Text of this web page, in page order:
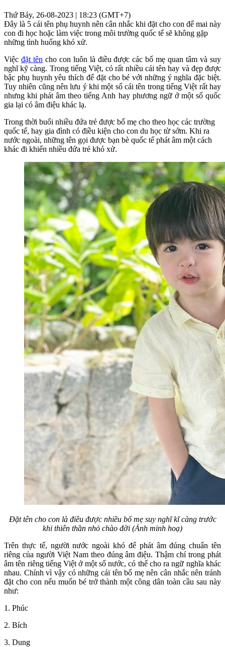
Thứ Bảy, 26-08-2023 | 18:23 (GMT+7)
Đây là 5 cái tên phụ huynh nên cân nhắc khi đặt cho con để mai này
con đi học hoặc làm việc trong môi trường quốc tế sẽ không gặp
những tình huống khó xử.
Việc đặt tên cho con luôn là điều được các bố mẹ quan tâm và suy
nghĩ kỹ càng. Trong tiếng Việt, có rất nhiều cái tên hay và đẹp được
bậc phụ huynh yêu thích để đặt cho bé với những ý nghĩa đặc biệt.
Tuy nhiên cũng nên lưu ý khi một số cái tên trong tiếng Việt rất hay
nhưng khi phát âm theo tiếng Anh hay phương ngữ ở một số quốc
gia lại có âm điệu khác lạ.
Trong thời buổi nhiều đứa trẻ được bố mẹ cho theo học các trường
quốc tế, hay gia đình có điều kiện cho con du học từ sớm. Khi ra
nước ngoài, những tên gọi được bạn bè quốc tế phát âm một cách
khác đi khiến nhiều đứa trẻ khó xử.
Đặt tên cho con là điều được nhiều bố mẹ suy nghĩ kĩ càng trước
khi thiên thần nhỏ chào đời (Ảnh minh hoạ)
Trên thực tế, người nước ngoài khó để phát âm đúng chuẩn tên
riêng của người Việt Nam theo đúng âm điệu. Thậm chí trong phát
âm tên riêng tiếng Việt ở một số nước, có thể cho ra ngữ nghĩa khác
nhau. Chính vì vậy có những cái tên bố mẹ nên cân nhắc nên tránh
đặt cho con nếu muốn bé trở thành một công dân toàn cầu sau này
như:
1. Phúc
2. Bích
3. Dung